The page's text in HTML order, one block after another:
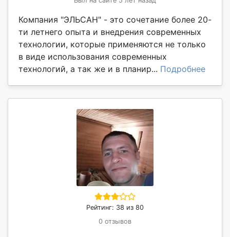
Компания "ЭЛЬСАН" - это сочетание более 20-
ти летнего опыта и внедрения современных
технологии, которые применяются не только
в виде использования современных
технологий, а так же и в планир... Подробнее
Рейтинг: 38 из 80
0 отзывов